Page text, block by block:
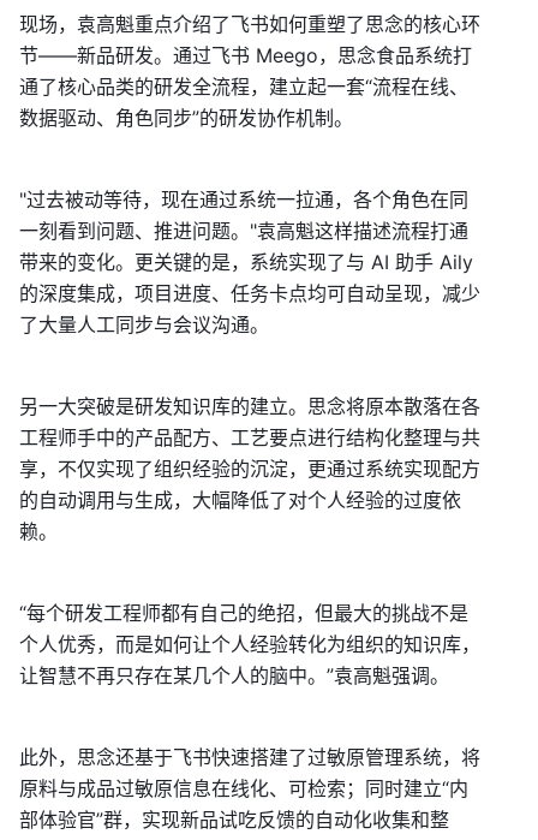
现场，袁高魁重点介绍了飞书如何重塑了思念的核心环
节——新品研发。通过飞书 Meego，思念食品系统打
通了核心品类的研发全流程，建立起一套“流程在线、
数据驱动、角色同步”的研发协作机制。
"过去被动等待，现在通过系统一拉通，各个角色在同
一刻看到问题、推进问题。"袁高魁这样描述流程打通
带来的变化。更关键的是，系统实现了与 AI 助手 Aily
的深度集成，项目进度、任务卡点均可自动呈现，减少
了大量人工同步与会议沟通。
另一大突破是研发知识库的建立。思念将原本散落在各
工程师手中的产品配方、工艺要点进行结构化整理与共
享，不仅实现了组织经验的沉淀，更通过系统实现配方
的自动调用与生成，大幅降低了对个人经验的过度依
赖。
“每个研发工程师都有自己的绝招，但最大的挑战不是
个人优秀，而是如何让个人经验转化为组织的知识库，
让智慧不再只存在某几个人的脑中。”袁高魁强调。
此外，思念还基于飞书快速搭建了过敏原管理系统，将
原料与成品过敏原信息在线化、可检索；同时建立“内
部体验官”群，实现新品试吃反馈的自动化收集和整